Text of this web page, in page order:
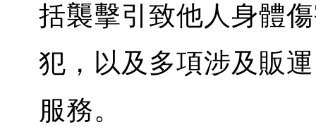
括襲擊引致他人身體
犯，以及多項涉及販
服務。